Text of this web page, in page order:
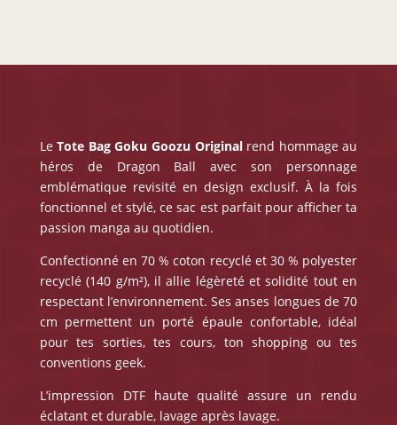
LeTote Bag Goku Goozu Originalrend hommage au
héros de Dragon Ball avec son personnage
emblématique revisité en design exclusif. À la fois
fonctionnel et stylé, ce sac est parfait pour afficher ta
passion manga au quotidien.
Confectionné en 70 % coton recyclé et 30 % polyester
recyclé (140 g/m²), il allie légèreté et solidité tout en
respectant l’environnement. Ses anses longues de 70
cm permettent un porté épaule confortable, idéal
pour tes sorties, tes cours, ton shopping ou tes
conventions geek.
L’impression DTF haute qualité assure un rendu
éclatant et durable, lavage après lavage.